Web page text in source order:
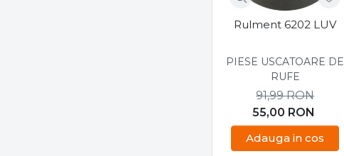
Rulment 6202 LUV
PIESE USCATOARE DE
RUFE
55,00 RON
91,99RON
Adauga in cos